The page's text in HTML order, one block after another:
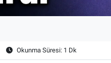
Okunma Süresi: 1 Dk